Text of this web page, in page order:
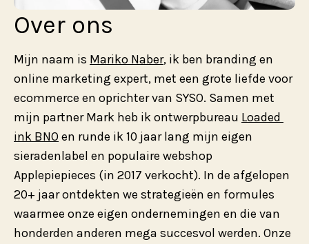
Over ons
Mijn naam is Mariko Naber, ik ben branding en
online marketing expert, met een grote liefde voor
ecommerce en oprichter van SYSO. Samen met
mijn partner Mark heb ik ontwerpbureau Loaded
ink BNO en runde ik 10 jaar lang mijn eigen
sieradenlabel en populaire webshop
Applepiepieces (in 2017 verkocht). In de afgelopen
20+ jaar ontdekten we strategieën en formules
waarmee onze eigen ondernemingen en die van
honderden anderen mega succesvol werden. Onze